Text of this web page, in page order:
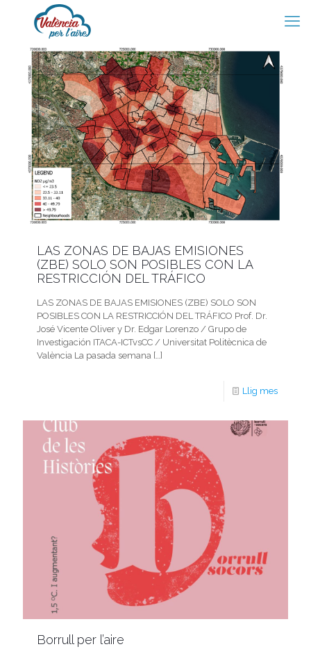
LAS ZONAS DE BAJAS EMISIONES
(ZBE) SOLO SON POSIBLES CON LA
RESTRICCIÓN DEL TRÁFICO
LAS ZONAS DE BAJAS EMISIONES (ZBE) SOLO SON
POSIBLES CON LA RESTRICCIÓN DEL TRÁFICO Prof. Dr.
José Vicente Oliver y Dr. Edgar Lorenzo / Grupo de
Investigación ITACA-ICTvsCC / Universitat Politècnica de
València La pasada semana […]
Llig mes
Borrull per l’aire